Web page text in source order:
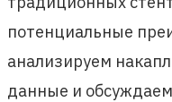
потенциальные
анализируем
данные и